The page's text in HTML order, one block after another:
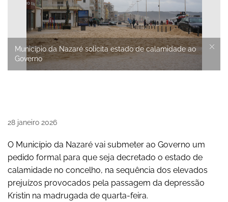
Município da Nazaré solicita estado de calamidade ao
Governo
28 janeiro 2026
O Município da Nazaré vai submeter ao Governo um
pedido formal para que seja decretado o estado de
calamidade no concelho, na sequência dos elevados
prejuízos provocados pela passagem da depressão
Kristin na madrugada de quarta-feira.